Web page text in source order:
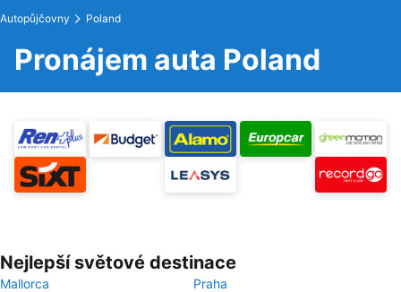
Autopůjčovny Poland
Pronájem auta Poland
Nejlepší světové destinace
Mallorca
Praha